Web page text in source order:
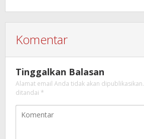
Komentar
Tinggalkan Balasan
Alamat email Anda tidak akan dipublikasikan.
ditandai *